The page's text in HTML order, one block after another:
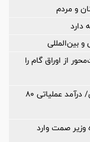
و مردم
دارد
بین‌المللی
از اوراق گام را
تغییر مثبت در عملکرد مالی بانک صادرات ایران/ درآمد عملیاتی 80
وزیر صمت وارد